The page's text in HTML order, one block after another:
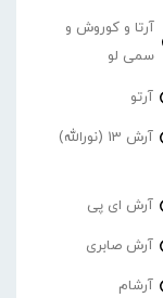
آرتا و کوروش و
سمی لو
آرتو
آرش 13 (نورالله)
آرش ای پی
آرش صابری
آرشام